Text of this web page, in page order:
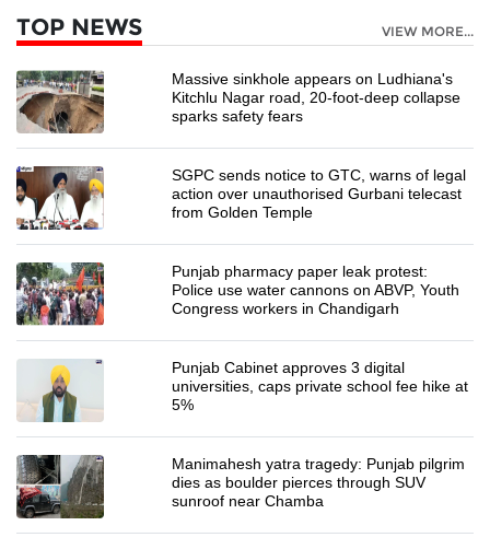
TOP NEWS VIEW MORE...
Massive sinkhole appears on Ludhiana's
Kitchlu Nagar road, 20-foot-deep collapse
sparks safety fears
SGPC sends notice to GTC, warns of legal
action over unauthorised Gurbani telecast
from Golden Temple
Punjab pharmacy paper leak protest:
Police use water cannons on ABVP, Youth
Congress workers in Chandigarh
Punjab Cabinet approves 3 digital
universities, caps private school fee hike at
5%
Manimahesh yatra tragedy: Punjab pilgrim
dies as boulder pierces through SUV
sunroof near Chamba